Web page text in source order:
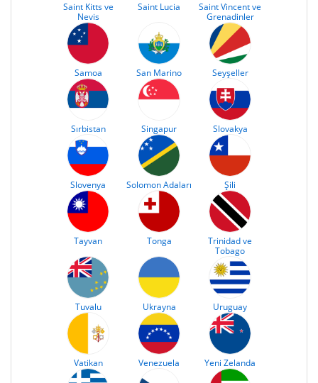
Saint Kitts ve
Nevis
Saint Lucia
Saint Vincent ve
Grenadinler
Samoa San Marino Seyşeller
Sırbistan Singapur Slovakya
Slovenya Solomon Adaları Şili
Tayvan Tonga
Trinidad ve
Tobago
Tuvalu Ukrayna Uruguay
Vatikan Venezuela Yeni Zelanda